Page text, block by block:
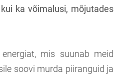
ka võimalusi, mõjutades
mis suunab meid
soovi murda piiranguid ja